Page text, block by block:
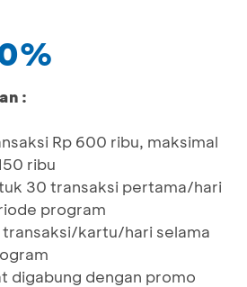
:
Rp 600 ribu, maksimal
ribu
30 transaksi pertama/hari
program
transaksi/kartu/hari selama
digabung dengan promo